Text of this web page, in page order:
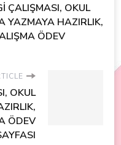
ÇALIŞMASI, OKUL
YAZMAYA HAZIRLIK,
ÖDEV
OKUL
ÖDEV